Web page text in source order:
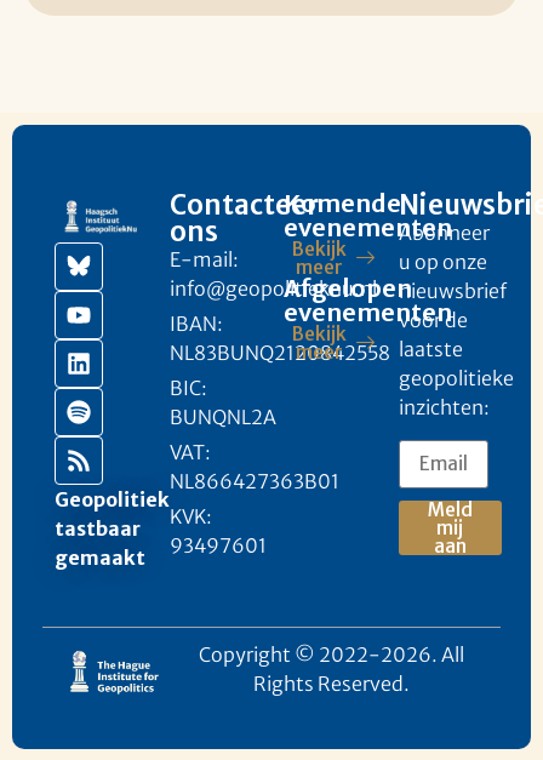
Geopolitiek
tastbaar
gemaakt
Contacteer
ons
E-mail:
info@geopolitieknu.nl
IBAN:
NL83BUNQ2120842558
BIC:
BUNQNL2A
VAT:
NL866427363B01
KVK:
93497601
Komende
evenementen
Bekijk
meer
Afgelopen
evenementen
Bekijk
meer
Abonneer
u op onze
nieuwsbrief
voor de
laatste
geopolitieke
inzichten:
Meld
mij
aan
Copyright © 2022-2026. All
Rights Reserved.